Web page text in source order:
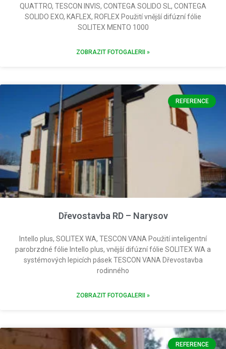
QUATTRO, TESCON INVIS, CONTEGA SOLIDO SL, CONTEGA
SOLIDO EXO, KAFLEX, ROFLEX Použití vnější difúzní fólie
SOLITEX MENTO 1000
ZOBRAZIT FOTOGALERII »
REFERENCE
Dřevostavba RD – Narysov
Intello plus, SOLITEX WA, TESCON VANA Použití inteligentní
parobrzdné fólie Intello plus, vnější difúzní fólie SOLITEX WA a
systémových lepicích pásek TESCON VANA Dřevostavba
rodinného
ZOBRAZIT FOTOGALERII »
REFERENCE